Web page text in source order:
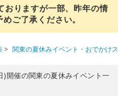
おりますが一部、昨年の情
ご了承ください。
関東の夏休みイベント・おでかけ
開催の関東の夏休みイベント一